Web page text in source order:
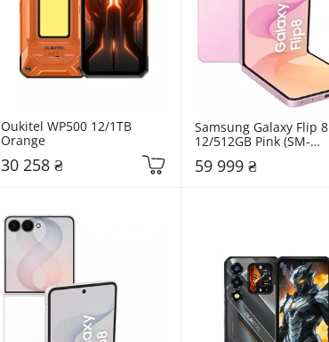
Oukitel WP500 12/1TB
Orange
30 258 ₴
Samsung Galaxy Flip 8
12/512GB Pink (SM-
59 999 ₴